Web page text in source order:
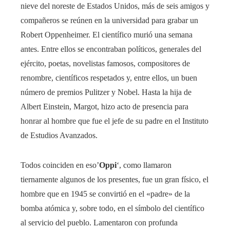
nieve del noreste de Estados Unidos, más de seis amigos y
compañeros se reúnen en la universidad para grabar un
Robert Oppenheimer. El científico murió una semana
antes. Entre ellos se encontraban políticos, generales del
ejército, poetas, novelistas famosos, compositores de
renombre, científicos respetados y, entre ellos, un buen
número de premios Pulitzer y Nobel. Hasta la hija de
Albert Einstein, Margot, hizo acto de presencia para
honrar al hombre que fue el jefe de su padre en el Instituto
de Estudios Avanzados.
Todos coinciden en eso’Oppi‘, como llamaron
tiernamente algunos de los presentes, fue un gran físico, el
hombre que en 1945 se convirtió en el «padre» de la
bomba atómica y, sobre todo, en el símbolo del científico
al servicio del pueblo. Lamentaron con profunda